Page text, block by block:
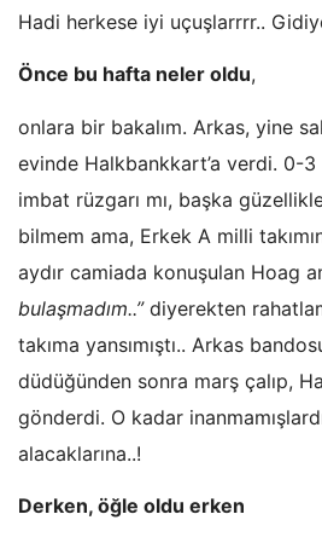
Hadi herkese iyi uçuşlarrrr..
Önce bu hafta neler oldu,
onlara bir bakalım. Arkas, yine
evinde Halkbankkart’a verdi. 0-3
imbat rüzgarı mı, başka
bilmem ama, Erkek A milli
aydır camiada konuşulan Hoag
bulaşmadım..”diyerekten
takıma yansımıştı.. Arkas
düdüğünden sonra marş çalıp,
gönderdi. O kadar
alacaklarına..!
Derken, öğle oldu erken